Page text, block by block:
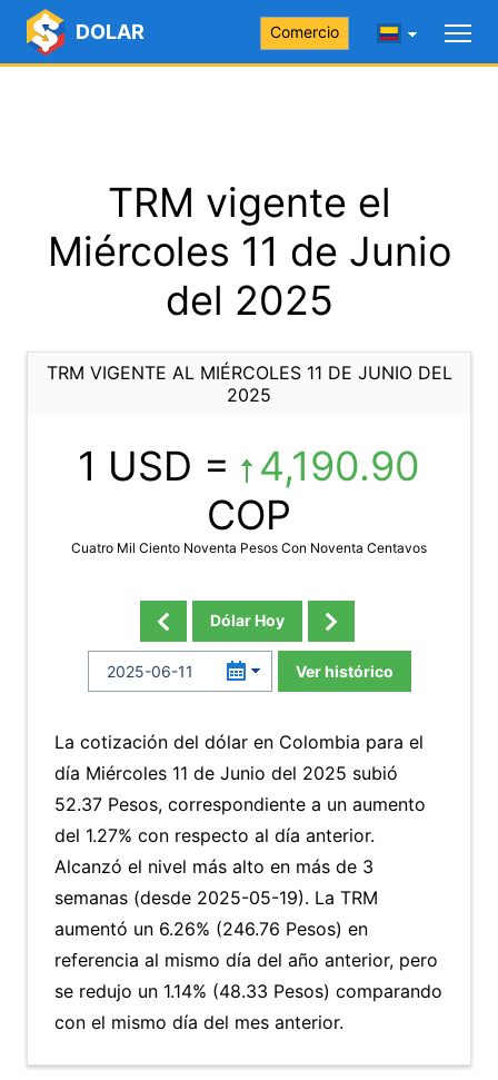
DOLAR Comercio
TRM vigente el
Miércoles 11 de Junio
del 2025
TRM VIGENTE AL MIÉRCOLES 11 DE JUNIO DEL
2025
1 USD =
4,190.90
COP
Cuatro Mil Ciento Noventa Pesos Con Noventa Centavos
Dólar Hoy
Ver histórico
La cotización del dólar en Colombia para el
día Miércoles 11 de Junio del 2025 subió
52.37 Pesos, correspondiente a un aumento
del 1.27% con respecto al día anterior.
Alcanzó el nivel más alto en más de 3
semanas (desde 2025-05-19). La TRM
aumentó un 6.26% (246.76 Pesos) en
referencia al mismo día del año anterior, pero
se redujo un 1.14% (48.33 Pesos) comparando
con el mismo día del mes anterior.